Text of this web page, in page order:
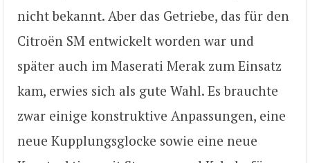
nicht bekannt. Aber das Getriebe, das für den
Citroën SM entwickelt worden war und
später auch im Maserati Merak zum Einsatz
kam, erwies sich als gute Wahl. Es brauchte
zwar einige konstruktive Anpassungen, eine
neue Kupplungsglocke sowie eine neue